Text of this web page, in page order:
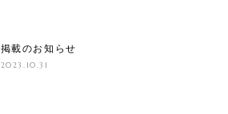
掲載のお知らせ
2023.10.31